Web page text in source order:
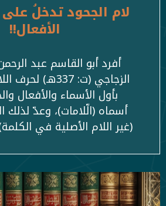
لام الجحود تدخلُ على
الأفعال!!
أفرد أبو القاسم عبد
الزجاجي (ت:
بأول الأسماء والأفعال
أسماه (الّلامات)، وعدّ لذلك
(غير اللام الأصلية في